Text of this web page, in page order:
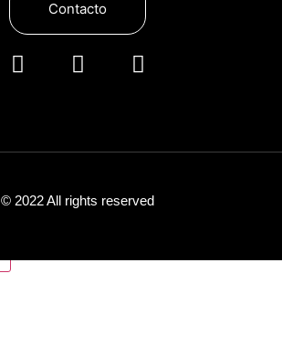
Contacto
© 2022 All rights reserved